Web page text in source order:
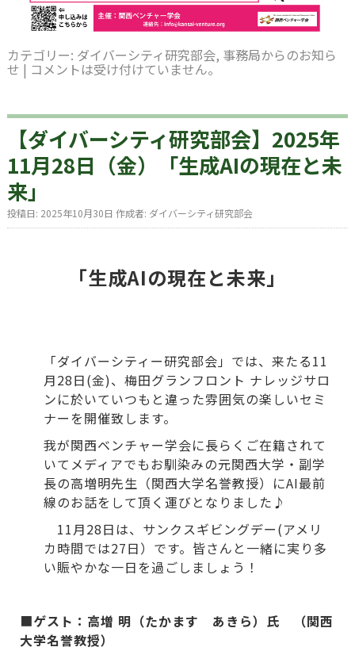
カテゴリー: ダイバーシティ研究部会, 事務局からのお知ら
せ | コメントは受け付けていません。
【ダイバーシティ研究部会】2025年
11月28日（金）「生成AIの現在と未
来」
投稿日: 2025年10月30日 作成者: ダイバーシティ研究部会
「生成AIの現在と未来」
「ダイバーシティー研究部会」では、来たる11
月28日(金)、梅田グランフロント ナレッジサロ
ンに於いていつもと違った雰囲気の楽しいセミ
ナーを開催致します。
我が関西ベンチャー学会に長らくご在籍されて
いてメディアでもお馴染みの元関西大学・副学
長の高増明先生（関西大学名誉教授）にAI最前
線のお話をして頂く運びとなりました♪
11月28日は、サンクスギビングデー(アメリ
カ時間では27日）です。皆さんと一緒に実り多
い賑やかな一日を過ごしましょう！
■ゲスト：高増 明（たかます あきら）氏 （関西
大学名誉教授）